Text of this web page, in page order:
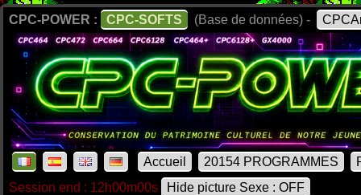
CPC-POWER : CPC-SOFTS (Base de données) -
Accueil 20154 PROGRAMMES
Session end : 12h00m00s
Hide picture Sexe : OFF